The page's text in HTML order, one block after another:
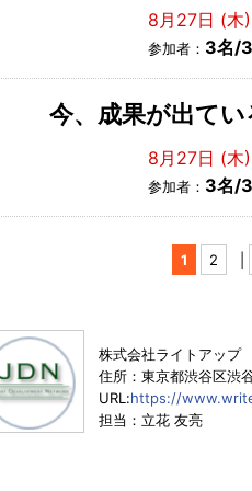
8月27日 (木
参加者： 3名/
今、成果が出てい
8月27日 (木
参加者： 3名/
1 2
株式会社ライトアッ
住所：東京都渋谷区
URL:https://
担当：立花 友亮